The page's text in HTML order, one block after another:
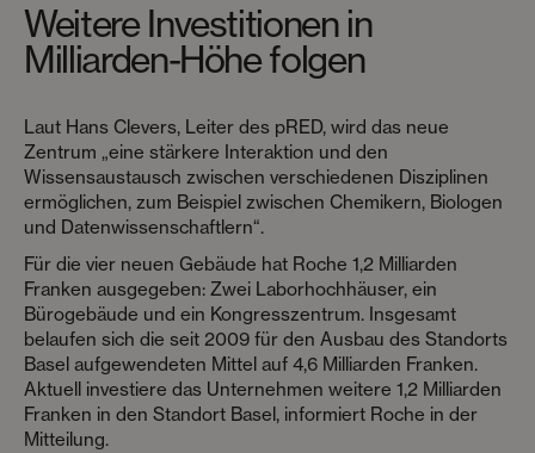
Weitere Investitionen in
Milliarden-Höhe folgen
Laut Hans Clevers, Leiter des pRED, wird das neue
Zentrum „eine stärkere Interaktion und den
Wissensaustausch zwischen verschiedenen Disziplinen
ermöglichen, zum Beispiel zwischen Chemikern, Biologen
und Datenwissenschaftlern“.
Für die vier neuen Gebäude hat Roche 1,2 Milliarden
Franken ausgegeben: Zwei Laborhochhäuser, ein
Bürogebäude und ein Kongresszentrum. Insgesamt
belaufen sich die seit 2009 für den Ausbau des Standorts
Basel aufgewendeten Mittel auf 4,6 Milliarden Franken.
Aktuell investiere das Unternehmen weitere 1,2 Milliarden
Franken in den Standort Basel, informiert Roche in der
Mitteilung.